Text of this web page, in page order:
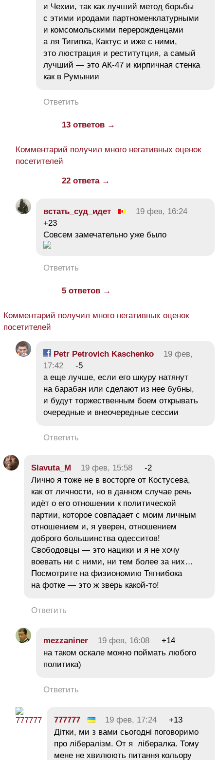
и Чехии, так как лучший метод борьбы
с этими иродами партноменклатурными
и комсомольскими перерожденцами
а ля Тигипка, Кактус и иже с ними,
это люстрация и реститутция, а самый
лучший — это АК-47 и кирпичная стенка
как в Румынии
Ответить
13 ответов →
Комментарий получил много негативных оценок
посетителей
22 ответа →
встать_суд_идет
19 фев, 16:24
+23
Совсем замечательно уже было
Ответить
5 ответов →
Комментарий получил много негативных оценок
посетителей
Petr Petrovich Kaschenko
19 фев,
17:42
-5
а еще лучше, если его шкуру натянут
на барабан или сделают из нее бубны,
и будут торжественным боем открывать
очередные и внеочередные сессии
Ответить
Slavuta_M 19 фев, 15:58
-2
Лично я тоже не в восторге от Костусева,
как от личности, но в данном случае речь
идёт о его отношении к политической
партии, которое совпадает с моим личным
отношением и, я уверен, отношением
доброго большинства одесситов!
Свободовцы — это нацики и я не хочу
воевать ни с ними, ни тем более за них…
Посмотрите на физиономию Тягнибока
на фотке — это ж зверь какой-то!
Ответить
mezzaniner 19 фев, 16:08
+14
на таком оскале можно поймать любого
политика)
Ответить
777777 19 фев, 17:24
+13
Дітки, ми з вами сьогодні поговоримо
про лібералізм. От я лібералка. Тому
мене не хвилюють питання кольору